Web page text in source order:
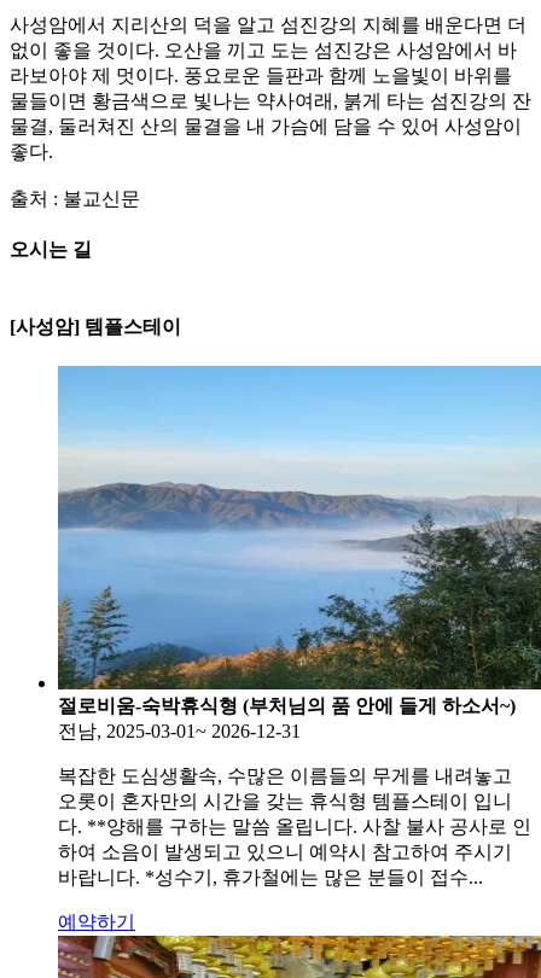
사성암에서 지리산의 덕을 알고 섬진강의 지혜를 배운다면 더
없이 좋을 것이다. 오산을 끼고 도는 섬진강은 사성암에서 바
라보아야 제 멋이다. 풍요로운 들판과 함께 노을빛이 바위를
물들이면 황금색으로 빛나는 약사여래, 붉게 타는 섬진강의 잔
물결, 둘러쳐진 산의 물결을 내 가슴에 담을 수 있어 사성암이
좋다.
출처 : 불교신문
오시는 길
[사성암]
303
[사성암] 템플스테이
절로비움-숙박휴식형 (부처님의 품 안에 들게 하소서~)
전남, 2025-03-01~ 2026-12-31
복잡한 도심생활속, 수많은 이름들의 무게를 내려놓고
오롯이 혼자만의 시간을 갖는 휴식형 템플스테이 입니
다. **양해를 구하는 말씀 올립니다. 사찰 불사 공사로 인
하여 소음이 발생되고 있으니 예약시 참고하여 주시기
바랍니다. *성수기, 휴가철에는 많은 분들이 접수...
예약하기